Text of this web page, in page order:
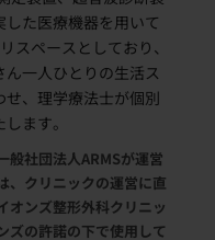
ロスポーツの現場で培